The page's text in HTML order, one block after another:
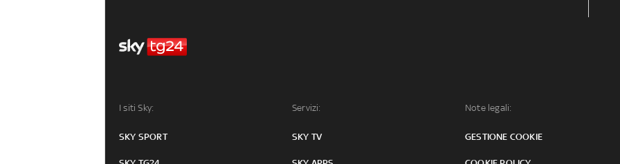
I siti Sky:
SKY SPORT
Servizi:
SKY TV
Note legali:
GESTIONE COOKIE